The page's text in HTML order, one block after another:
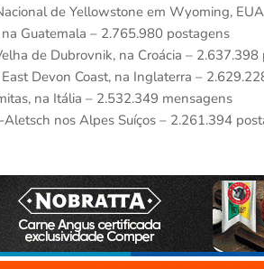
de Yellowstone em Wyoming,
Guatemala – 2.765.980 postagens
de Dubrovnik, na Croácia – 2.637.398
Devon Coast, na Inglaterra –
na Itália – 2.532.349 mensagens
Aletsch nos Alpes Suíços – 2.261.394